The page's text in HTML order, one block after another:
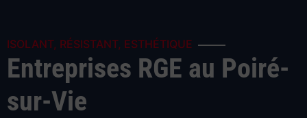
ISOLANT, RÉSISTANT, ESTHÉTIQUE
Entreprises RGE au Poiré-
sur-Vie